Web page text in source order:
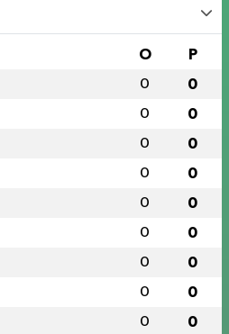
O P
0 0
0 0
0 0
0 0
0 0
0 0
0 0
0 0
0 0